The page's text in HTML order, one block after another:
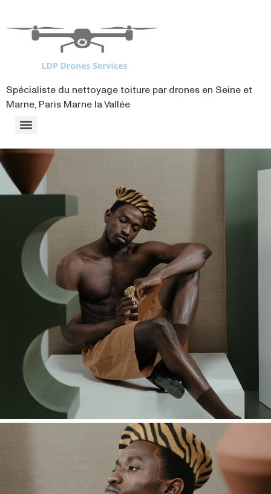
Spécialiste du nettoyage toiture par drones en Seine et
Marne, Paris Marne la Vallée